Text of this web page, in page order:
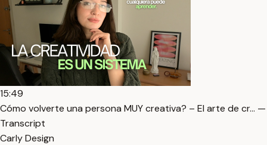
15:49
Cómo volverte una persona MUY creativa? – El arte de cr… —
Transcript
Carly Design